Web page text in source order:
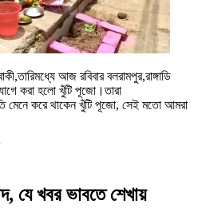
আজ রবিবার বলরামপুর,রাঙ্গাডি
করা হলো খুঁটি পূজো।তারা
মেনে করে থাকেন খুঁটি পূজো, সেই মতো আমরা
যে খবর ভাবতে শেখায়